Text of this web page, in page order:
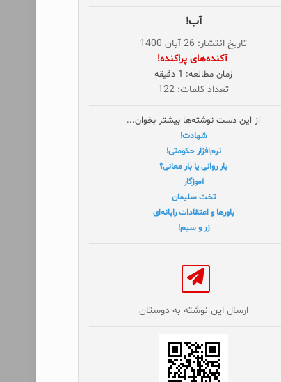
آب!
تاریخ انتشار: 26 آبان 1400
‌ آکنده‌های پراکنده!
زمان مطالعه: 1 دقیقه
تعداد کلمات: 122
از این دست نوشته‌ها بیشتر بخوان...
شهادت!
نرم‌افزار حکومتی!
بار روانی یا بار معانی؟
آموزگار
تخت سلیمان
باورها و اعتقادات رایانه‌ای
زر و سیم!
ارسال این نوشته به دوستان‌